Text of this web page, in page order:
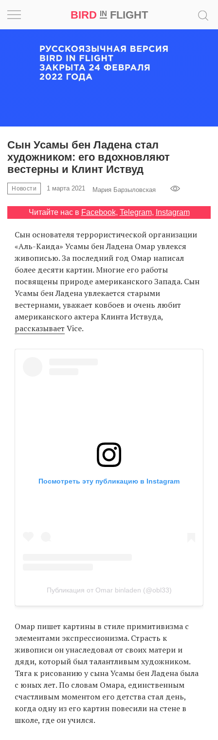
BIRD INFLIGHT
Сын Усамы бен Ладена стал
художником: его вдохновляют
вестерны и Клинт Иствуд
Новости 1 марта 2021 Мария Барзыловская
Читайте нас в Facebook, Telegram, Instagram
Сын основателя террористической организации
«Аль-Каида» Усамы бен Ладена Омар увлекся
живописью. За последний год Омар написал
более десяти картин. Многие его работы
посвящены природе американского Запада. Сын
Усамы бен Ладена увлекается старыми
вестернами, уважает ковбоев и очень любит
американского актера Клинта Иствуда,
рассказывает Vice.
Посмотреть эту публикацию в Instagram
Публикация от Omar binladen (@obl33)
Омар пишет картины в стиле примитивизма с
элементами экспрессионизма. Страсть к
живописи он унаследовал от своих матери и
дяди, который был талантливым художником.
Тяга к рисованию у сына Усамы бен Ладена была
с юных лет. По словам Омара, единственным
счастливым моментом его детства стал день,
когда одну из его картин повесили на стене в
школе, где он учился.